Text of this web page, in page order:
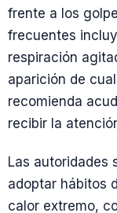
frente a los
frecuentes
respiración
aparición de
recomienda
recibir la
Las autoridades
adoptar hábitos
calor extremo,